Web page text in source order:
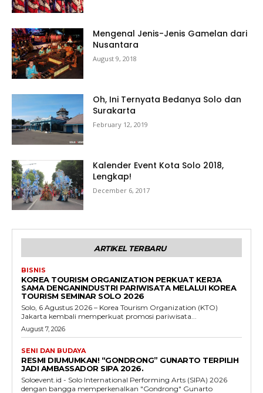
Mengenal Jenis-Jenis Gamelan dari
Nusantara
August 9, 2018
Oh, Ini Ternyata Bedanya Solo dan
Surakarta
February 12, 2019
Kalender Event Kota Solo 2018,
Lengkap!
December 6, 2017
ARTIKEL TERBARU
BISNIS
KOREA TOURISM ORGANIZATION PERKUAT KERJA
SAMA DENGANINDUSTRI PARIWISATA MELALUI KOREA
TOURISM SEMINAR SOLO 2026
Solo, 6 Agustus 2026 – Korea Tourism Organization (KTO)
Jakarta kembali memperkuat promosi pariwisata...
August 7, 2026
SENI DAN BUDAYA
RESMI DIUMUMKAN! “GONDRONG” GUNARTO TERPILIH
JADI AMBASSADOR SIPA 2026.
Soloevent.id - Solo International Performing Arts (SIPA) 2026
dengan bangga memperkenalkan "Gondrong" Gunarto